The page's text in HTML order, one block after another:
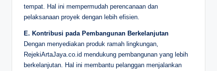
tempat. Hal ini mempermudah perencanaan dan
pelaksanaan proyek dengan lebih efisien.
E. Kontribusi pada Pembangunan Berkelanjutan
Dengan menyediakan produk ramah lingkungan,
RejekiArtaJaya.co.id mendukung pembangunan yang lebih
berkelanjutan. Hal ini membantu pelanggan menjalankan